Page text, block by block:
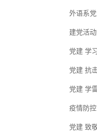
外语系
建党活
党建 学
党建 抗
党建 学
疫情防
党建 致